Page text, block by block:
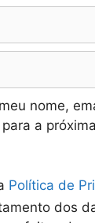
nome,
a
Política de
dos